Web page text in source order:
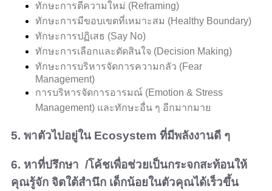
ทักษะการตีความใหม่ (Reframing)
ทักษะการมีขอบเขตที่เหมาะสม (Healthy Boundary)
ทักษะการปฏิเสธ (Say No)
ทักษะการเลือกและตัดสินใจ (Decision Making)
ทักษะการบริหารจัดการความกลัว (Fear
Management)
การบริหารจัดการอารมณ์ (Emotion & Stress
Management) และทักษะอื่น ๆ อีกมากมาย
5. พาตัวไปอยู่ใน Ecosystem ที่มีพลังงานดี ๆ
6. หาที่ปรึกษา /โค้ชเพื่อช่วยเป็นกระจกสะท้อนให้
คุณรู้จัก จิตใต้สำนึก เด็กน้อยในตัวคุณได้เร็วขึ้น